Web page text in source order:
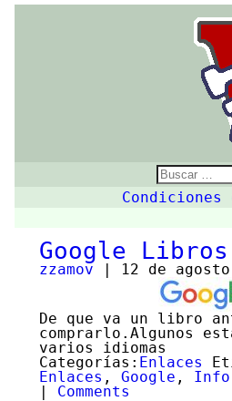
Buscar:
Condiciones
Google Libros
zzamov | 12 de
De que va un libro
comprarlo.Algunos
varios idiomas
Categorías: Enlaces
Enlaces ,Google ,
|
Comments